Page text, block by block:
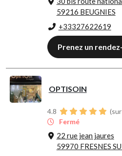
59216 BEUGNIES
+33327622619
Prenez un
OPTISOIN
4.8
Fermé
22 rue jean jaures
59970 FRESNES